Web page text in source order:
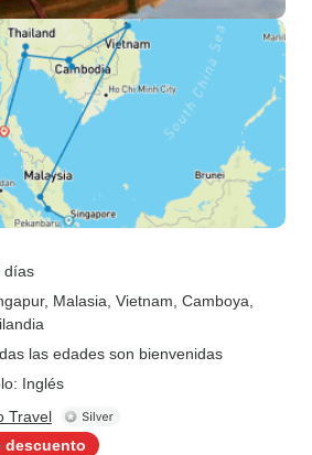
días
, Malasia , Vietnam , Camboya
las edades son bienvenidas
Inglés
Travel
descuento